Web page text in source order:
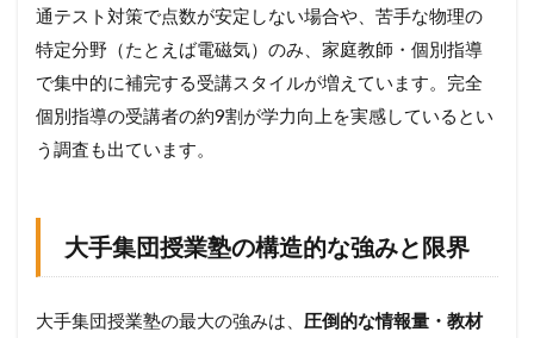
通テスト対策で点数が安定しない場合や、苦手な物理の
特定分野（たとえば電磁気）のみ、家庭教師・個別指導
で集中的に補完する受講スタイルが増えています。完全
個別指導の受講者の約9割が学力向上を実感しているとい
う調査も出ています。
大手集団授業塾の構造的な強みと限界
大手集団授業塾の最大の強みは、 圧倒的な情報量・教材